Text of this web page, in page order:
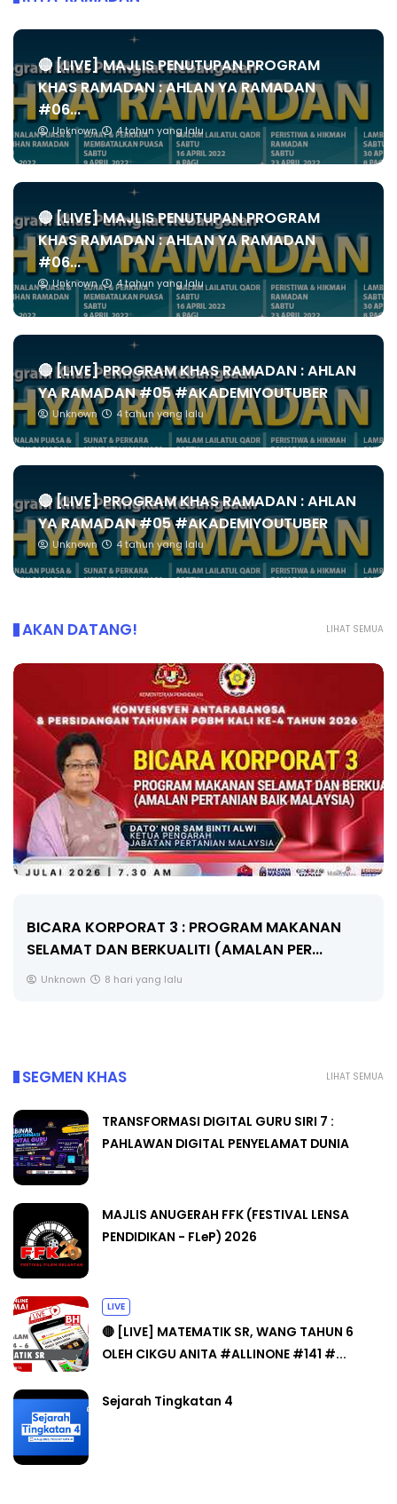
🔴 [LIVE] MAJLIS PENUTUPAN PROGRAM
KHAS RAMADAN : AHLAN YA RAMADAN
#06...
Unknown 4 tahun yang lalu
🔴 [LIVE] MAJLIS PENUTUPAN PROGRAM
KHAS RAMADAN : AHLAN YA RAMADAN
#06...
Unknown 4 tahun yang lalu
🔴 [LIVE] PROGRAM KHAS RAMADAN : AHLAN
YA RAMADAN #05 #AKADEMIYOUTUBER
Unknown 4 tahun yang lalu
🔴 [LIVE] PROGRAM KHAS RAMADAN : AHLAN
YA RAMADAN #05 #AKADEMIYOUTUBER
Unknown 4 tahun yang lalu
LIHAT SEMUA
AKAN DATANG!
BICARA KORPORAT 3 : PROGRAM MAKANAN
SELAMAT DAN BERKUALITI (AMALAN PER...
Unknown 8 hari yang lalu
LIHAT SEMUA
SEGMEN KHAS
TRANSFORMASI DIGITAL GURU SIRI 7 :
PAHLAWAN DIGITAL PENYELAMAT DUNIA
MAJLIS ANUGERAH FFK (FESTIVAL LENSA
PENDIDIKAN - FLeP) 2026
LIVE
🔴 [LIVE] MATEMATIK SR, WANG TAHUN 6
OLEH CIKGU ANITA #ALLINONE #141 #...
Sejarah Tingkatan 4